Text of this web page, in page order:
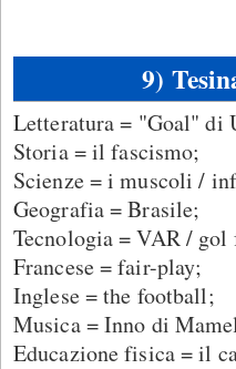
9)
Letteratura = "Goal" di
Storia = il fascismo;
Scienze = i muscoli /
Geografia = Brasile;
Tecnologia = VAR / gol
Francese = fair-play;
Inglese = the football;
Musica = Inno di
Educazione fisica = il